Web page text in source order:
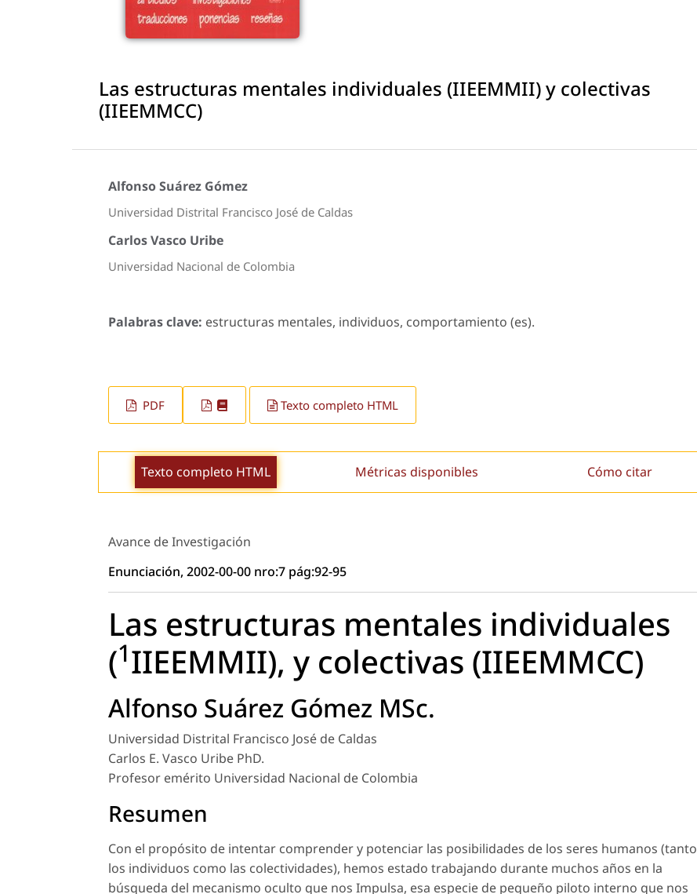
Las estructuras mentales individuales (IIEEMMII) y colectivas
(IIEEMMCC)
Alfonso Suárez Gómez
Universidad Distrital Francisco José de Caldas
Carlos Vasco Uribe
Universidad Nacional de Colombia
Palabras clave: estructuras mentales, individuos, comportamiento (es).
PDF Texto completo HTML
Texto completo HTML Métricas disponibles Cómo citar
Avance de Investigación
Enunciación, 2002-00-00 nro:7 pág:92-95
Las estructuras mentales individuales
(1IIEEMMII), y colectivas (IIEEMMCC)
Alfonso Suárez Gómez MSc.
Universidad Distrital Francisco José de Caldas
Carlos E. Vasco Uribe PhD.
Profesor emérito Universidad Nacional de Colombia
Resumen
Con el propósito de intentar comprender y potenciar las posibilidades de los seres humanos (tanto
los individuos como las colectividades), hemos estado trabajando durante muchos años en la
búsqueda del mecanismo oculto que nos Impulsa, esa especie de pequeño piloto interno que nos